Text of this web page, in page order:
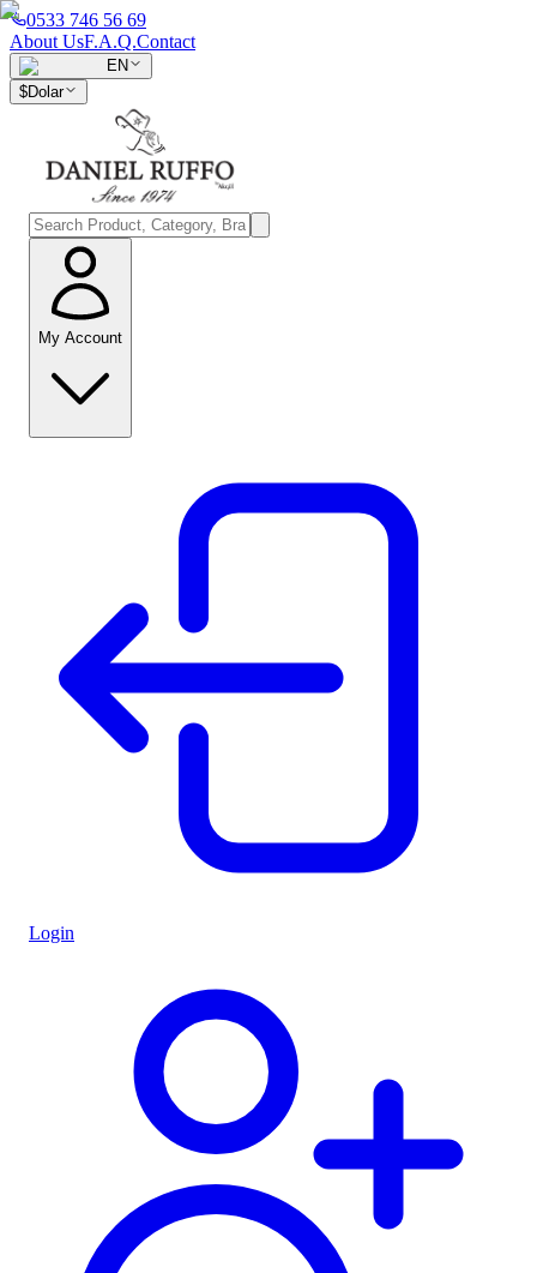
0533 746 56 69
About UsF.A.Q.Contact
EN
$Dolar
My Account
Login